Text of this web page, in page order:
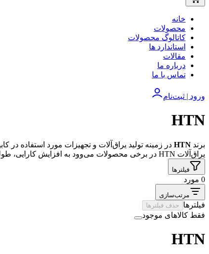
خانه
محصولات
کاتالوگ محصولات
استاندارد ها
مقالات
درباره ما
تماس با ما
ورود | ثبت‌نام
HTN
برند HTN در زمینه تولید یراق‌آلات و تجهیزات مورد استفاده
یراق‌آلات HTN در برخی محصولات می‌وود به افزایش کارایی، طول عمر بازشوها و بهبود تجربه استفاده روزمره کمک می‌کند.
فیلترها
0 مورد
مرتب‌سازی
فیلترها حذف فیلترها
فقط کالاهای موجود
HTN